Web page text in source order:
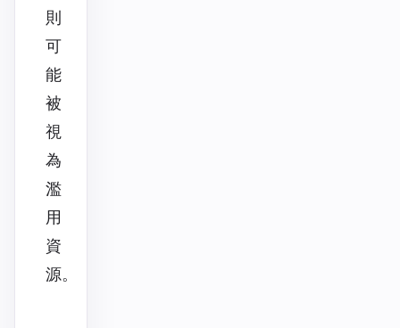
則
可
能
被
視
為
濫
用
資
源。